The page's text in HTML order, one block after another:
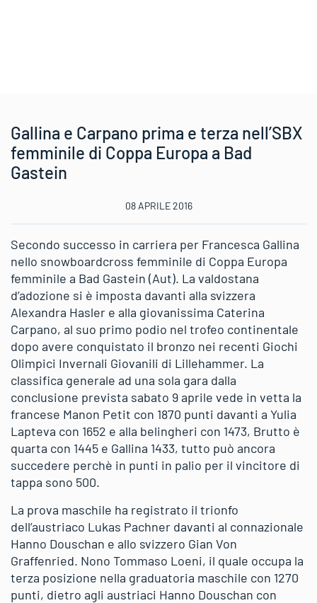
Gallina e Carpano prima e terza nell’SBX
femminile di Coppa Europa a Bad
Gastein
08 APRILE 2016
Secondo successo in carriera per Francesca Gallina
nello snowboardcross femminile di Coppa Europa
femminile a Bad Gastein (Aut). La valdostana
d’adozione si è imposta davanti alla svizzera
Alexandra Hasler e alla giovanissima Caterina
Carpano, al suo primo podio nel trofeo continentale
dopo avere conquistato il bronzo nei recenti Giochi
Olimpici Invernali Giovanili di Lillehammer. La
classifica generale ad una sola gara dalla
conclusione prevista sabato 9 aprile vede in vetta la
francese Manon Petit con 1870 punti davanti a Yulia
Lapteva con 1652 e alla belingheri con 1473, Brutto è
quarta con 1445 e Gallina 1433, tutto può ancora
succedere perchè in punti in palio per il vincitore di
tappa sono 500.
La prova maschile ha registrato il trionfo
dell’austriaco Lukas Pachner davanti al connazionale
Hanno Douschan e allo svizzero Gian Von
Graffenried. Nono Tommaso Loeni, il quale occupa la
terza posizione nella graduatoria maschile con 1270
punti, dietro agli austriaci Hanno Douschan con